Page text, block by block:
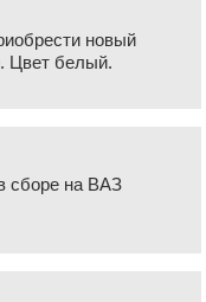
новый
Цвет белый.
сборе на ВАЗ